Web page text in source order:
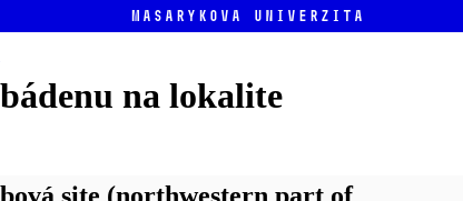
Masarykova univerzita